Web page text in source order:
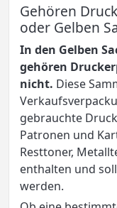
Gehören
oder Gelben
In den Gelben
gehören
nicht. Diese
gebrauchte
Patronen und
Resttoner,
enthalten und
werden.